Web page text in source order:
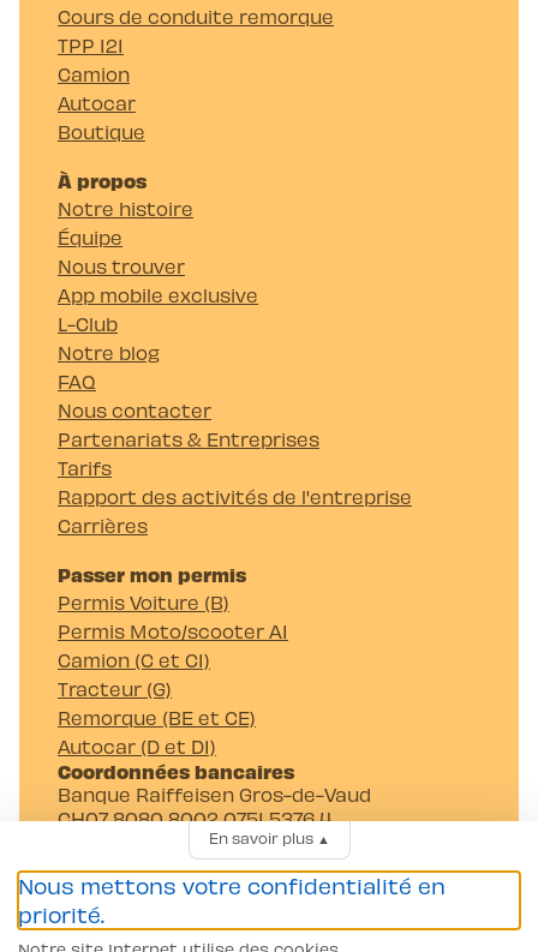
Cours de conduite remorque
TPP 121
Camion
Autocar
Boutique
À propos
Notre histoire
Équipe
Nous trouver
App mobile exclusive
L-Club
Notre blog
FAQ
Nous contacter
Partenariats & Entreprises
Tarifs
Rapport des activités de l'entreprise
Carrières
Passer mon permis
Permis Voiture (B)
Permis Moto/scooter A1
Camion (C et C1)
Tracteur (G)
Remorque (BE et CE)
Autocar (D et D1)
Coordonnées bancaires
Banque Raiffeisen Gros-de-Vaud
CH07 8080 8002 0751 5376 4
Auto-Moto-Ecole Pittet SA
Av. Juste-Olivier 23 1006 Lausanne
En savoir plus▲
Nous mettons votre confidentialité en
priorité.